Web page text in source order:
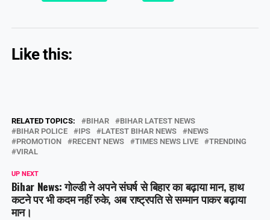
Like this:
RELATED TOPICS: BIHAR
BIHAR LATEST NEWS
BIHAR POLICE
IPS LATEST BIHAR NEWS
NEWS
PROMOTION
RECENT NEWS TIMES NEWS LIVE
TRENDING
VIRAL
UP NEXT
Bihar News: गोल्डी ने अपने संघर्ष से बिहार का बढ़ाया मान, हाथ
कटने पर भी कदम नहीं रुके, अब राष्ट्रपति से सम्मान पाकर बढ़ाया
मान।